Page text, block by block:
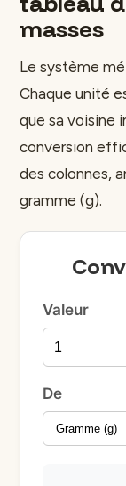
masses
Le système
Chaque unité
que sa voisine
conversion
des colonnes,
gramme (g).
Valeur
De